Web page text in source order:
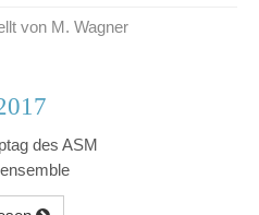
von M. Wagner
des ASM